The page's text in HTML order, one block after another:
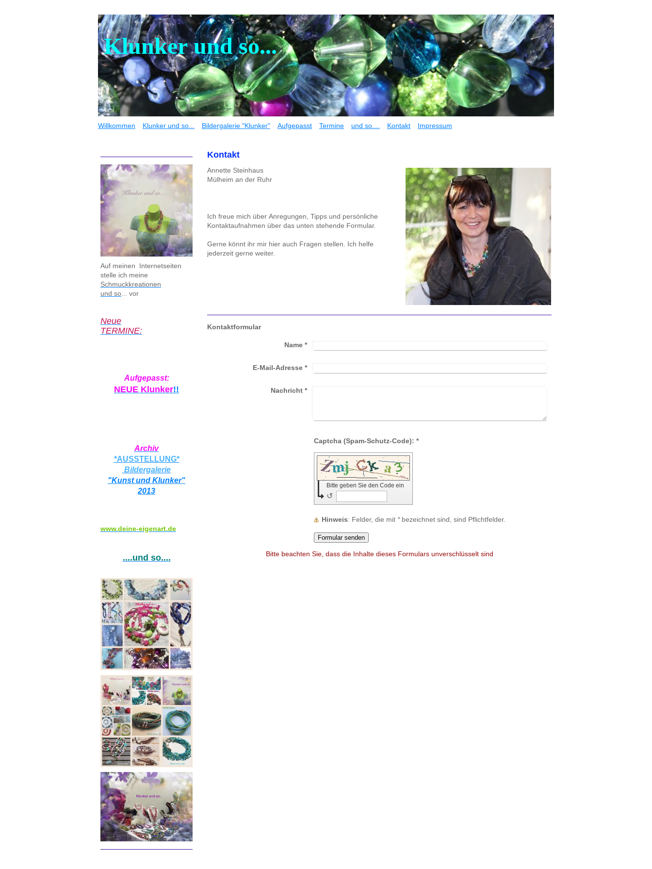
Klunker und so...
Willkommen Klunker und so... Bildergalerie "Klunker" Aufgepasst Termine und so.... Kontakt Impressum
Kontakt
Annette Steinhaus
Mülheim an der Ruhr
Ich freue mich über Anregungen, Tipps und persönliche
Kontaktaufnahmen über das unten stehende Formular.
Gerne könnt ihr mir hier auch Fragen stellen. Ich helfe
jederzeit gerne weiter.
Kontaktformular
Name*
E-Mail-Adresse*
Nachricht*
Captcha (Spam-Schutz-Code): *
Bitte geben Sie den Code ein
↺
Hinweis : Felder, die mit *bezeichnet sind, sind Pflichtfelder.
Bitte beachten Sie, dass die Inhalte dieses Formulars unverschlüsselt sind
Auf meinen Internetseiten
stelle ich meine
Schmuckkreationen
und so... vor
Neue
TERMINE:
Aufgepasst:
NEUE Klunker!!
Archiv
*AUSSTELLUNG*
Bildergalerie
"Kunst und Klunker"
2013
www.deine-eigenart.de
....und so....